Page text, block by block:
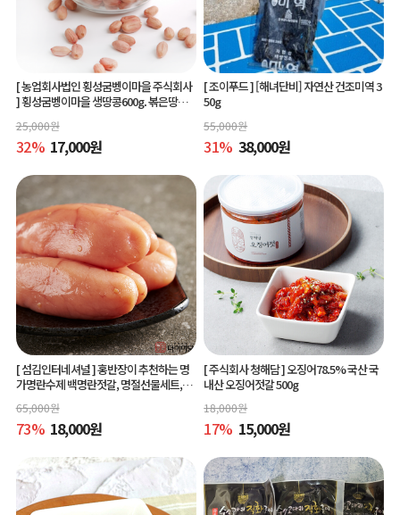
[ 농업회사법인 횡성굼벵이마을 주식회사
]횡성굼벵이마을 생땅콩600g. 볶은땅콩6
25,000원
32% 17,000원
[ 조이푸드 ][해녀단비] 자연산 건조미역 3
50g
55,000원
31% 38,000원
[ 섬김인터네셔널 ]홍반장이 추천하는 명
가명란수제 백명란젓갈, 명절선물세트,공
65,000원
73% 18,000원
[ 주식회사 청해담 ]오징어78.5% 국산 국
내산 오징어젓갈 500g
18,000원
17% 15,000원